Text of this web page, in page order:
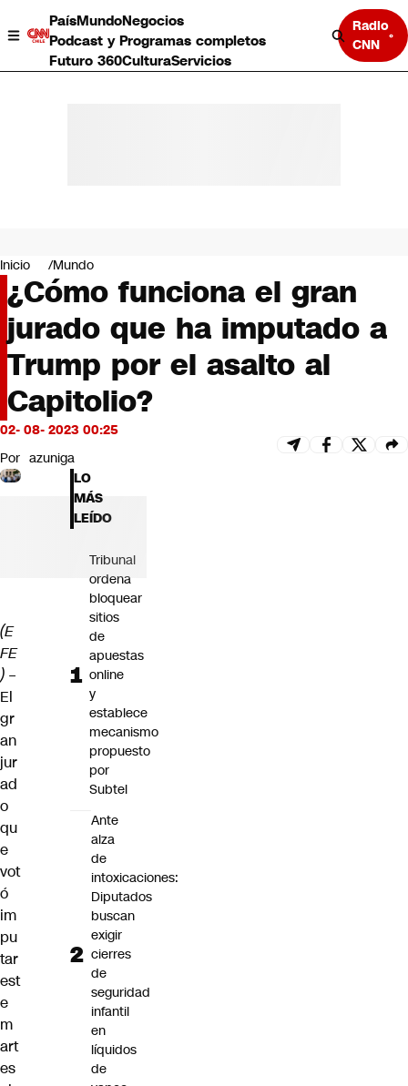
PaísMundoNegocios
Podcast y Programas completos
Futuro 360CulturaServicios
Radio
CNN
Negocios
Deportes
Programas completos
Cultura
Servicios
Bits
CNN tiempo
Futuro 360
Inicio Mundo
¿Cómo funciona el gran
jurado que ha imputado a
Trump por el asalto al
Capitolio?
02- 08- 2023 00:25
Por azuniga
(E
FE
) –
El
gr
an
jur
ad
o
qu
e
vot
ó
im
pu
tar
est
e
m
art
es
LO
MÁS
LEÍDO
Tribunal
ordena
bloquear
sitios
de
apuestas
online
y
establece
mecanismo
propuesto
por
Subtel
Ante
alza
de
intoxicaciones:
Diputados
buscan
exigir
cierres
de
seguridad
infantil
en
líquidos
de